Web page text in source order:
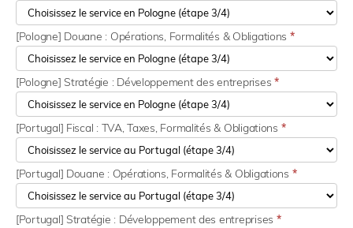
[Pologne] Douane : Opérations, Formalités & Obligations *
[Pologne] Stratégie : Développement des entreprises *
[Portugal] Fiscal : TVA, Taxes, Formalités & Obligations *
[Portugal] Douane : Opérations, Formalités & Obligations *
[Portugal] Stratégie : Développement des entreprises *